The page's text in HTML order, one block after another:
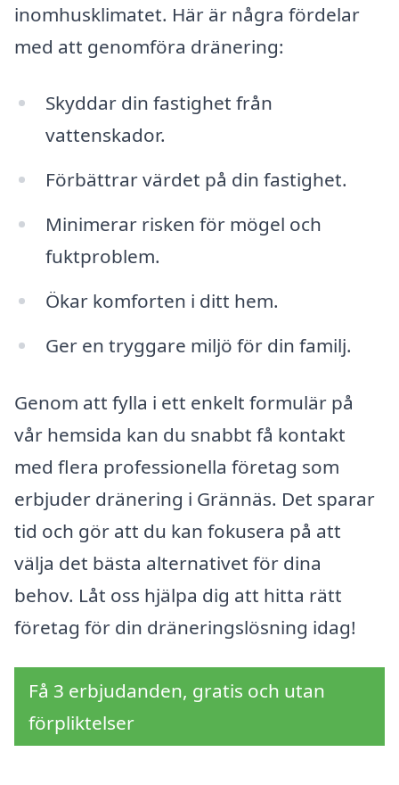
inomhusklimatet. Här är några fördelar
med att genomföra dränering:
Skyddar din fastighet från
vattenskador.
Förbättrar värdet på din fastighet.
Minimerar risken för mögel och
fuktproblem.
Ökar komforten i ditt hem.
Ger en tryggare miljö för din familj.
Genom att fylla i ett enkelt formulär på
vår hemsida kan du snabbt få kontakt
med flera professionella företag som
erbjuder dränering i Grännäs. Det sparar
tid och gör att du kan fokusera på att
välja det bästa alternativet för dina
behov. Låt oss hjälpa dig att hitta rätt
företag för din dräneringslösning idag!
Få 3 erbjudanden, gratis och utan
förpliktelser